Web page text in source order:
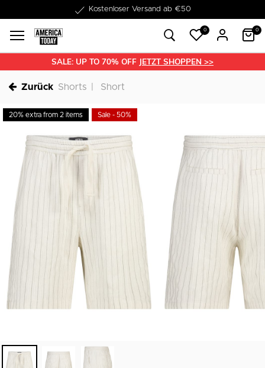
1-3 Werktage Lieferzeit
0 0
SALE: UP TO 70% OFF JETZT SHOPPEN >>
Zurück Shorts Short
20% extra from 2 items Sale - 50%